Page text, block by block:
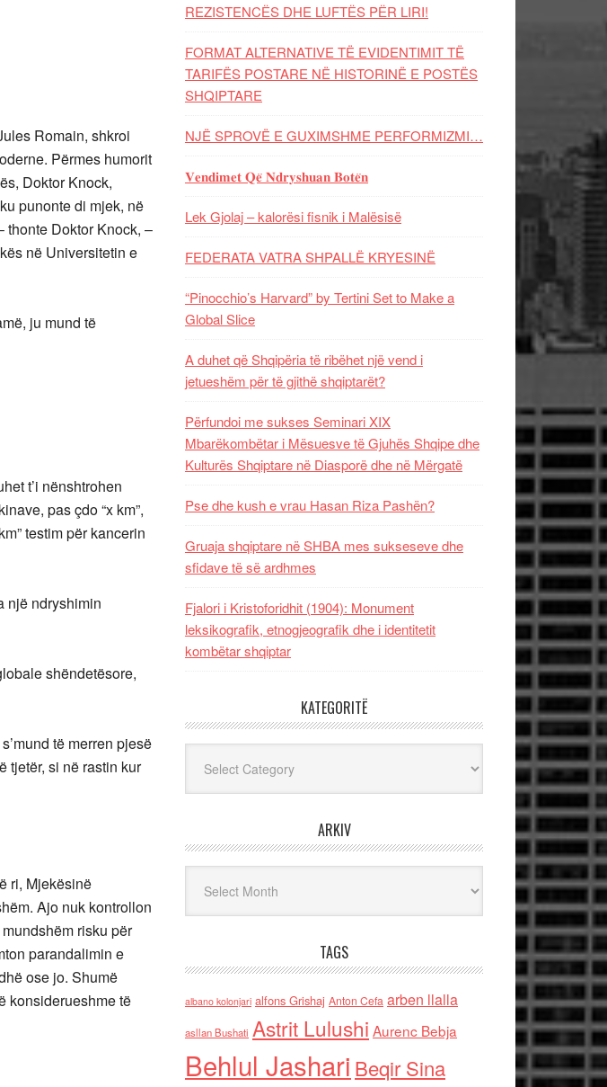
Romain, shkroi
Përmes humorit
Doktor Knock,
punonte di mjek, në
thonte Doktor Knock, –
në Universitetin e
ju mund të
t’i nënshtrohen
pas çdo “x km”,
testim për kancerin
një ndryshimin
shëndetësore,
të merren pjesë
tjetër, si në rastin kur
ri, Mjekësinë
Ajo nuk kontrollon
risku për
parandalimin e
ose jo. Shumë
konsiderueshme të
REZISTENCЁS DHE LUFTЁS PЁR LIRI!
FORMAT ALTERNATIVE TË EVIDENTIMIT TË
TARIFËS POSTARE NË HISTORINË E POSTËS
SHQIPTARE
NJË SPROVË E GUXIMSHME PERFORMIZMI…
𝐕𝐞𝐧𝐝𝐢𝐦𝐞𝐭 𝐐𝐞̈ 𝐍𝐝𝐫𝐲𝐬𝐡𝐮𝐚𝐧 𝐁𝐨𝐭𝐞̈𝐧
Lek Gjolaj – kalorësi fisnik i Malësisë
FEDERATA VATRA SHPALLË KRYESINË
“Pinocchio’s Harvard” by Tertini Set to Make a
Global Slice
A duhet që Shqipëria të ribëhet një vend i
jetueshëm për të gjithë shqiptarët?
Përfundoi me sukses Seminari XIX
Mbarëkombëtar i Mësuesve të Gjuhës Shqipe dhe
Kulturës Shqiptare në Diasporë dhe në Mërgatë
Pse dhe kush e vrau Hasan Riza Pashën?
Gruaja shqiptare në SHBA mes sukseseve dhe
sfidave të së ardhmes
Fjalori i Kristoforidhit (1904): Monument
leksikografik, etnogjeografik dhe i identitetit
kombëtar shqiptar
KATEGORITË
ARKIV
TAGS
albano kolonjari alfons Grishaj Anton Cefa arben llalla
asllan Bushati Astrit Lulushi Aurenc Bebja
Behlul Jashari Beqir Sina